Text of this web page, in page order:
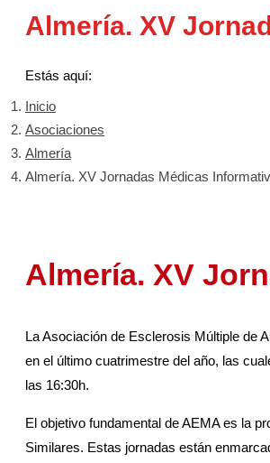
Almería. XV
Estás aquí:
Inicio
Asociaciones
Almería
Almería. XV Jornadas Médicas
Almería. XV
La Asociación de Esclerosis Múltiple de
en el último cuatrimestre del año, las
las 16:30h.
El objetivo fundamental de AEMA es la
Similares. Estas jornadas están